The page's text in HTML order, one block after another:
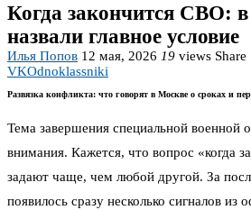
Когда закончится СВО:
назвали главное условие
Илья Попов 12 мая, 2026 19 views Share
VKOdnoklassniki
Развязка конфликта: что говорят в Москве о сроках и
Тема завершения специальной военной
внимания. Кажется, что вопрос «когда
задают чаще, чем любой другой. За
появилось сразу несколько сигналов из